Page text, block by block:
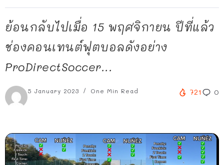
ย้อนกลับไปเมื่อ 15 พฤศจิกายน ปีที่แล้ว
ช่องคอนเทนต์ฟุตบอลดังอย่าง
ProDirectSoccer...
5 January 2023 One Min Read 721 0